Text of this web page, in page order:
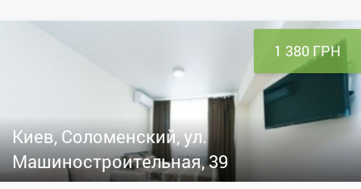
1 380 ГРН
Киев, Соломенский, ул.
Машиностроительная, 39